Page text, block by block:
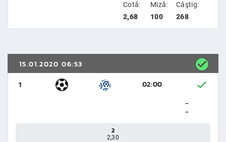
Cotă:
2,68
Miză:
100
Câştig:
268
15.01.2020 06:53
1
02:00
-
-
2
2,30